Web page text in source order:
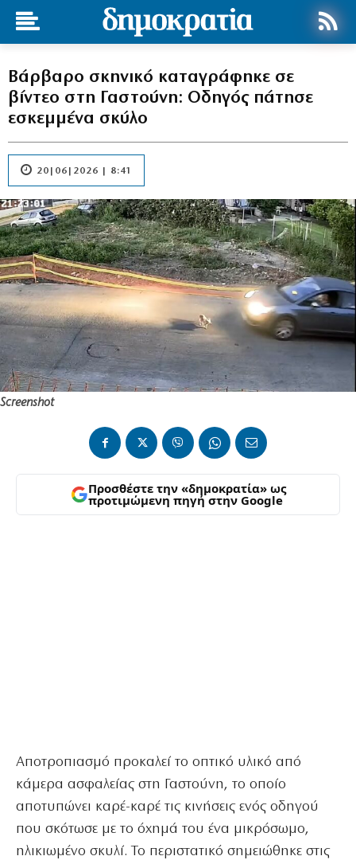
Βάρβαρο σκηνικό καταγράφηκε σε
βίντεο στη Γαστούνη: Οδηγός πάτησε
εσκεμμένα σκύλο
20|06|2026 | 8:41
Screenshot
Προσθέστε την «δημοκρατία» ως
προτιμώμενη πηγή στην Google
Αποτροπιασμό προκαλεί το οπτικό υλικό από
κάμερα ασφαλείας στη Γαστούνη, το οποίο
αποτυπώνει καρέ-καρέ τις κινήσεις ενός οδηγού
που σκότωσε με το όχημά του ένα μικρόσωμο,
ηλικιωμένο σκυλί. Το περιστατικό σημειώθηκε στις